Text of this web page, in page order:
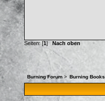
Seiten: [1] Nach oben
Burning Forum > Burning Books